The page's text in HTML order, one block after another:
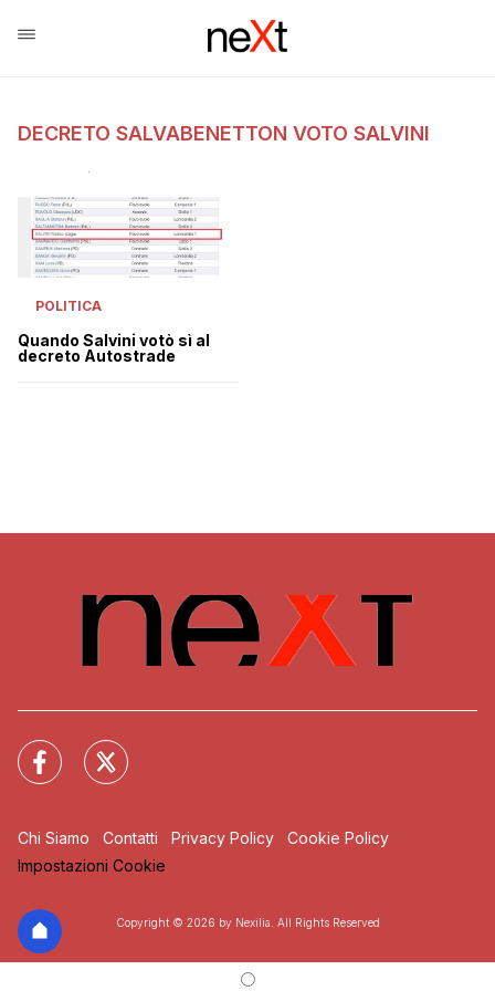
DECRETO SALVABENETTON VOTO SALVINI
POLITICA
Quando Salvini votò sì al
decreto Autostrade
Chi Siamo Contatti Privacy Policy
Cookie Policy
Impostazioni Cookie
Copyright © 2026 by Nexilia. All Rights Reserved